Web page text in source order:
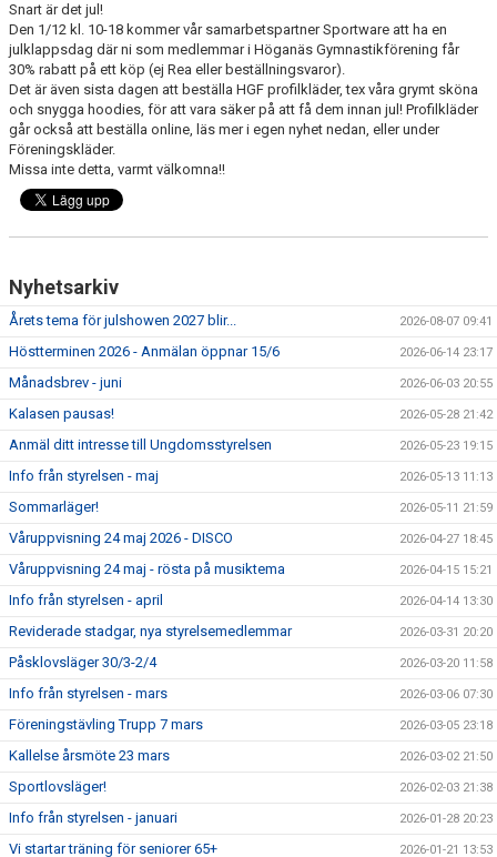
Snart är det jul!
Den 1/12 kl. 10-18 kommer vår samarbetspartner Sportware att ha en
julklappsdag där ni som medlemmar i Höganäs Gymnastikförening får
30% rabatt på ett köp (ej Rea eller beställningsvaror).
Det är även sista dagen att beställa HGF profilkläder, tex våra grymt sköna
och snygga hoodies, för att vara säker på att få dem innan jul! Profilkläder
går också att beställa online, läs mer i egen nyhet nedan, eller under
Föreningskläder.
Missa inte detta, varmt välkomna!!
Nyhetsarkiv
Årets tema för julshowen 2027 blir... 2026-08-07 09:41
Höstterminen 2026 - Anmälan öppnar 15/6 2026-06-14 23:17
Månadsbrev - juni 2026-06-03 20:55
Kalasen pausas! 2026-05-28 21:42
Anmäl ditt intresse till Ungdomsstyrelsen 2026-05-23 19:15
Info från styrelsen - maj 2026-05-13 11:13
Sommarläger! 2026-05-11 21:59
Våruppvisning 24 maj 2026 - DISCO 2026-04-27 18:45
Våruppvisning 24 maj - rösta på musiktema 2026-04-15 15:21
Info från styrelsen - april 2026-04-14 13:30
Reviderade stadgar, nya styrelsemedlemmar 2026-03-31 20:20
Påsklovsläger 30/3-2/4 2026-03-20 11:58
Info från styrelsen - mars 2026-03-06 07:30
Föreningstävling Trupp 7 mars 2026-03-05 23:18
Kallelse årsmöte 23 mars 2026-03-02 21:50
Sportlovsläger! 2026-02-03 21:38
Info från styrelsen - januari 2026-01-28 20:23
Vi startar träning för seniorer 65+ 2026-01-21 13:53